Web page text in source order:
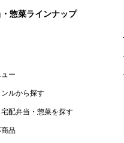
惣菜ラインナップ
ー
ルから探す
配弁当・惣菜を探す
品